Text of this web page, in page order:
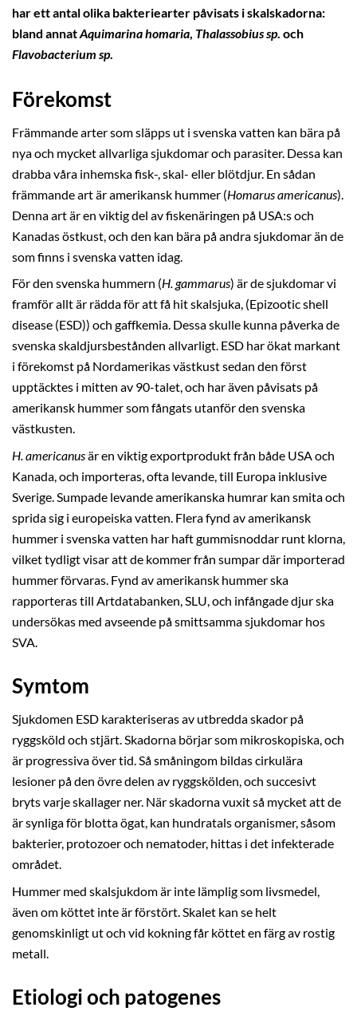
har ett antal olika bakteriearter påvisats i skalskadorna:
bland annatAquimarina homaria, Thalassobius sp. och
Flavobacterium sp.
Förekomst
Främmande arter som släpps ut i svenska vatten kan bära på
nya och mycket allvarliga sjukdomar och parasiter. Dessa kan
drabba våra inhemska fisk-, skal- eller blötdjur. En sådan
främmande art är amerikansk hummer (Homarus americanus).
Denna art är en viktig del av fiskenäringen på USA:s och
Kanadas östkust, och den kan bära på andra sjukdomar än de
som finns i svenska vatten idag.
För den svenska hummern (H. gammarus) är de sjukdomar vi
framför allt är rädda för att få hit skalsjuka, (Epizootic shell
disease (ESD)) och gaffkemia. Dessa skulle kunna påverka de
svenska skaldjursbestånden allvarligt. ESD har ökat markant
i förekomst på Nordamerikas västkust sedan den först
upptäcktes i mitten av 90-talet, och har även påvisats på
amerikansk hummer som fångats utanför den svenska
västkusten.
H. americanusär en viktig exportprodukt från både USA och
Kanada, och importeras, ofta levande, till Europa inklusive
Sverige. Sumpade levande amerikanska humrar kan smita och
sprida sig i europeiska vatten. Flera fynd av amerikansk
hummer i svenska vatten har haft gummisnoddar runt klorna,
vilket tydligt visar att de kommer från sumpar där importerad
hummer förvaras. Fynd av amerikansk hummer ska
rapporteras till Artdatabanken, SLU, och infångade djur ska
undersökas med avseende på smittsamma sjukdomar hos
SVA.
Symtom
Sjukdomen ESD karakteriseras av utbredda skador på
ryggsköld och stjärt. Skadorna börjar som mikroskopiska, och
är progressiva över tid. Så småningom bildas cirkulära
lesioner på den övre delen av ryggskölden, och succesivt
bryts varje skallager ner. När skadorna vuxit så mycket att de
är synliga för blotta ögat, kan hundratals organismer, såsom
bakterier, protozoer och nematoder, hittas i det infekterade
området.
Hummer med skalsjukdom är inte lämplig som livsmedel,
även om köttet inte är förstört. Skalet kan se helt
genomskinligt ut och vid kokning får köttet en färg av rostig
metall.
Etiologi och patogenes